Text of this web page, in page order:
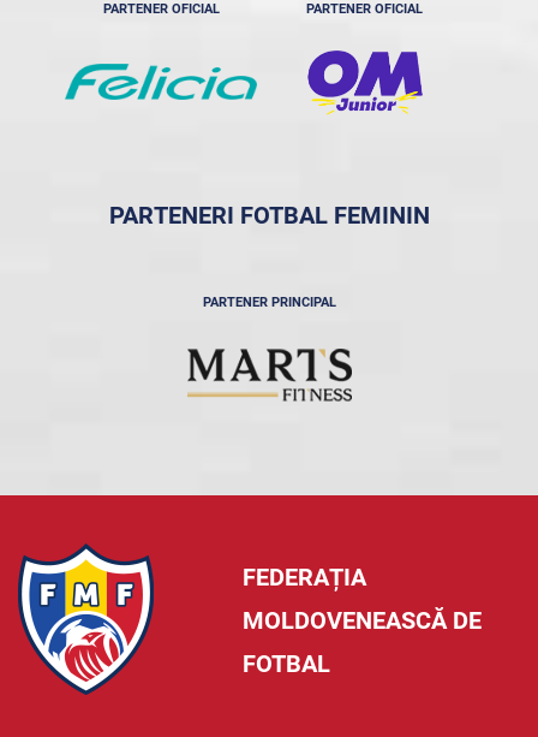
PARTENER OFICIAL PARTENER OFICIAL
PARTENERI FOTBAL FEMININ
PARTENER PRINCIPAL
FEDERAȚIA
MOLDOVENEASCĂ DE
FOTBAL